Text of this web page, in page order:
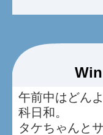
午前中はどん
科日和。
タケちゃんと